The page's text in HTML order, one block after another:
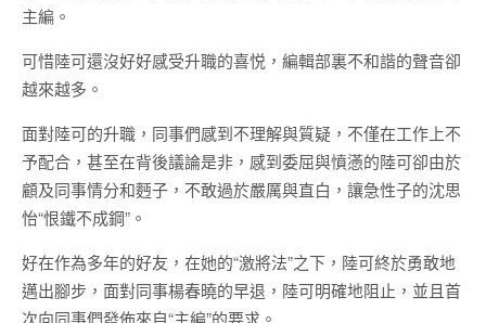
主編。
可惜陸可還沒好好感受升職的喜悦，編輯部裏不和諧的聲音卻
越來越多。
面對陸可的升職，同事們感到不理解與質疑，不僅在工作上不
予配合，甚至在背後議論是非，感到委屈與憤懣的陸可卻由於
顧及同事情分和麪子，不敢過於嚴厲與直白，讓急性子的沈思
怡“恨鐵不成鋼”。
好在作為多年的好友，在她的“激將法”之下，陸可終於勇敢地
邁出腳步，面對同事楊春曉的早退，陸可明確地阻止，並且首
次向同事們發佈來自“主編”的要求。